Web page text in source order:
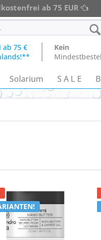
ab 75 EUR
ab 75 €
Kein
Solarium S A L E